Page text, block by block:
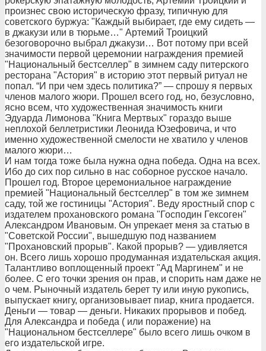
произнес свою историческую фразу, типичную для
советского буржуа: "Каждый выбирает, где ему сидеть —
в джакузи или в тюрьме…" Артемий Троицкий
безоговорочно выбрал джакузи… Вот потому при всей
значимости первой церемонии награждения премией
"Национальный бестселлер" в зимнем саду питерского
ресторана "Астория" в историю этот первый ритуал не
попал. “И при чем здесь политика?” — спрошу я первых
членов малого жюри. Прошел всего год, но, безусловно,
ясно всем, что художественная значимость книги
Эдуарда Лимонова "Книга Мертвых" гораздо выше
неплохой беллетристики Леонида Юзефовича, и что
именно художественной смелости не хватило у членов
малого жюри…
И нам тогда тоже была нужна одна победа. Одна на всех.
Ибо до сих пор сильно в нас соборное русское начало.
Прошел год. Второе церемониальное награждение
премией "Национальный бестселлер" в том же зимнем
саду, той же гостиницы "Астория". Веду яростный спор с
издателем прохановского романа "Господин Гексоген"
Александром Ивановым. Он упрекает меня за статью в
"Советской России", вышедшую под названием
"Прохановский прорыв". Какой прорыв? — удивляется
он. Всего лишь хорошо продуманная издательская акция.
Талантливо воплощенный проект "Ад Маргинем" и не
более. С его точки зрения он прав, и спорить нам даже не
о чем. Рыночный издатель берет ту или иную рукопись,
выпускает книгу, организовывает пиар, книга продается.
Деньги — товар — деньги. Никаких прорывов и побед.
Для Александра и победа ( или поражение) на
"Национальном бестселлере" было всего лишь очком в
его издательской игре.